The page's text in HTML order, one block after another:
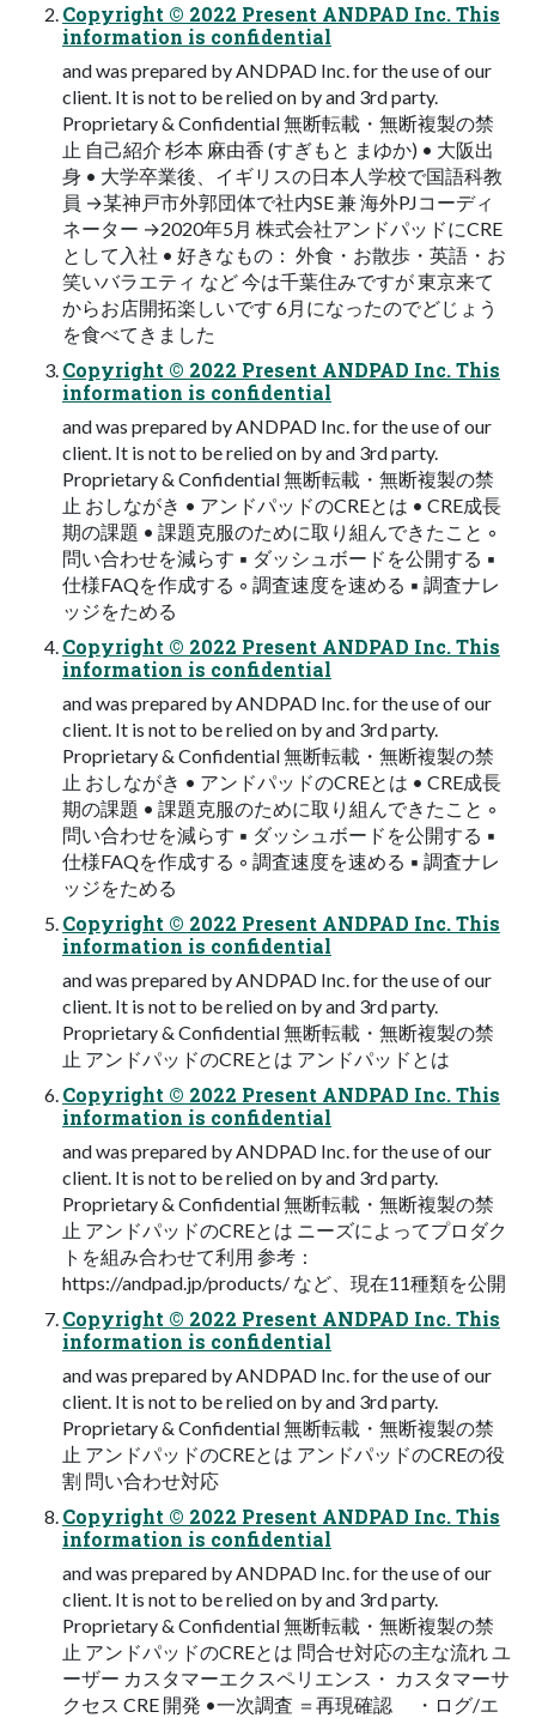
Copyright © 2022 Present ANDPAD Inc. This
information is confidential
and was prepared by ANDPAD Inc. for the use of our
client. It is not to be relied on by and 3rd party.
Proprietary & Confidential 無断転載・無断複製の禁
止 自己紹介 杉本 麻由香 (すぎもと まゆか) • 大阪出
身 • 大学卒業後、イギリスの日本人学校で国語科教
員 →某神戸市外郭団体で社内SE 兼 海外PJコーディ
ネーター →2020年5月 株式会社アンドパッドにCRE
として入社 • 好きなもの： 外食・お散歩・英語・お
笑いバラエティ など 今は千葉住みですが 東京来て
からお店開拓楽しいです 6月になったのでどじょう
を食べてきました
Copyright © 2022 Present ANDPAD Inc. This
information is confidential
and was prepared by ANDPAD Inc. for the use of our
client. It is not to be relied on by and 3rd party.
Proprietary & Confidential 無断転載・無断複製の禁
止 おしながき • アンドパッドのCREとは • CRE成長
期の課題 • 課題克服のために取り組んできたこと ◦
問い合わせを減らす ▪ ダッシュボードを公開する ▪
仕様FAQを作成する ◦ 調査速度を速める ▪ 調査ナレ
ッジをためる
Copyright © 2022 Present ANDPAD Inc. This
information is confidential
and was prepared by ANDPAD Inc. for the use of our
client. It is not to be relied on by and 3rd party.
Proprietary & Confidential 無断転載・無断複製の禁
止 おしながき • アンドパッドのCREとは • CRE成長
期の課題 • 課題克服のために取り組んできたこと ◦
問い合わせを減らす ▪ ダッシュボードを公開する ▪
仕様FAQを作成する ◦ 調査速度を速める ▪ 調査ナレ
ッジをためる
Copyright © 2022 Present ANDPAD Inc. This
information is confidential
and was prepared by ANDPAD Inc. for the use of our
client. It is not to be relied on by and 3rd party.
Proprietary & Confidential 無断転載・無断複製の禁
止 アンドパッドのCREとは アンドパッドとは
Copyright © 2022 Present ANDPAD Inc. This
information is confidential
and was prepared by ANDPAD Inc. for the use of our
client. It is not to be relied on by and 3rd party.
Proprietary & Confidential 無断転載・無断複製の禁
止 アンドパッドのCREとは ニーズによってプロダク
トを組み合わせて利用 参考：
https://andpad.jp/products/ など、現在11種類を公開
Copyright © 2022 Present ANDPAD Inc. This
information is confidential
and was prepared by ANDPAD Inc. for the use of our
client. It is not to be relied on by and 3rd party.
Proprietary & Confidential 無断転載・無断複製の禁
止 アンドパッドのCREとは アンドパッドのCREの役
割 問い合わせ対応
Copyright © 2022 Present ANDPAD Inc. This
information is confidential
and was prepared by ANDPAD Inc. for the use of our
client. It is not to be relied on by and 3rd party.
Proprietary & Confidential 無断転載・無断複製の禁
止 アンドパッドのCREとは 問合せ対応の主な流れ ユ
ーザー カスタマーエクスペリエンス・ カスタマーサ
クセス CRE 開発 •一次調査 ＝再現確認 ・ログ/エ